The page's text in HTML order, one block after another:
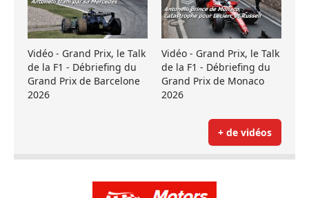
Vidéo - Grand Prix, le Talk
de la F1 - Débriefing du
Grand Prix de Barcelone
2026
Vidéo - Grand Prix, le Talk
de la F1 - Débriefing du
Grand Prix de Monaco
2026
+ de vidéos